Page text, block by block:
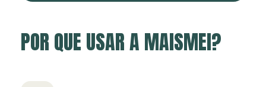
POR QUE USAR A MAISMEI?